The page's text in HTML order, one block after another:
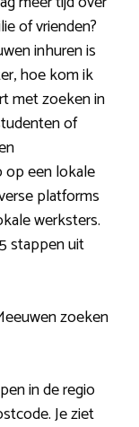
of vrienden?
inhuren is
hoe kom ik
met zoeken in
of
op een lokale
platforms
werksters.
stappen uit
zoeken
in de regio
Je ziet